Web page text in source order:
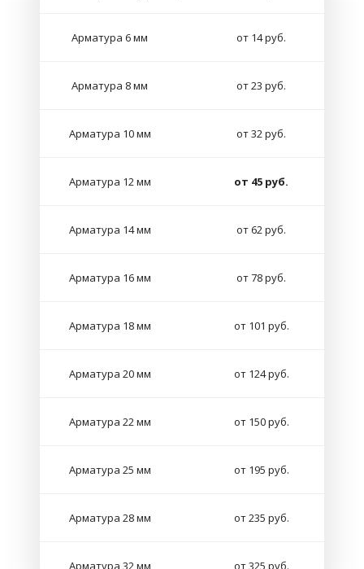
Арматура 6 мм от 14 руб.
Арматура 8 мм от 23 руб.
Арматура 10 мм от 32 руб.
Арматура 12 мм от 45 руб.
Арматура 14 мм от 62 руб.
Арматура 16 мм от 78 руб.
Арматура 18 мм от 101 руб.
Арматура 20 мм от 124 руб.
Арматура 22 мм от 150 руб.
Арматура 25 мм от 195 руб.
Арматура 28 мм от 235 руб.
Арматура 32 мм от 325 руб.